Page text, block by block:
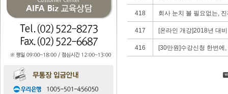
418 회사 눈치 볼 필요없는,
417 [온라인 개강]2018년 대
416 [30만원]수강신청 한번에